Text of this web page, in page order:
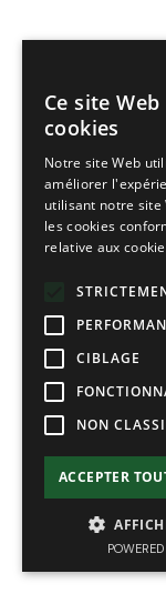
Ce site
cookies
Notre site Web
améliorer
utilisant notre site
les cookies
relative aux
CIBLAGE
NON
ACCEPTER